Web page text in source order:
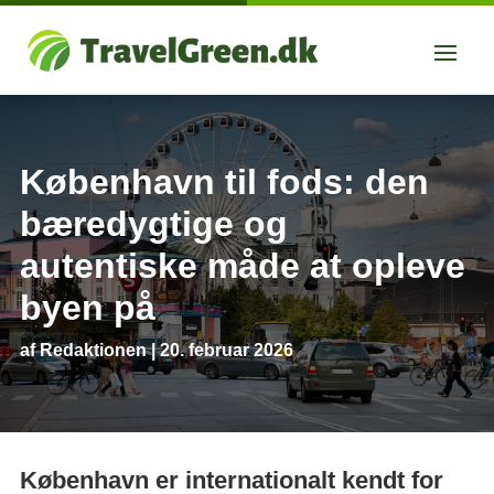
København til fods: den
bæredygtige og
autentiske måde at opleve
byen på
afRedaktionen|20. februar 2026
København er internationalt kendt for